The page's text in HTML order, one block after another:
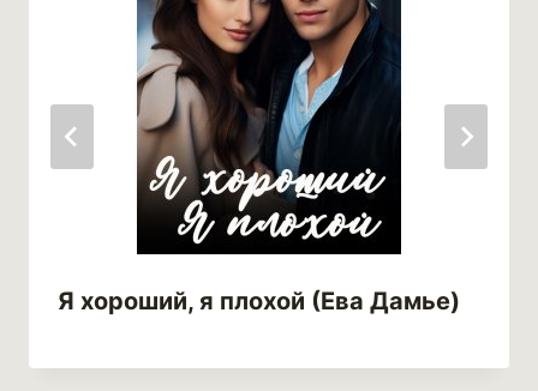
Я хороший, я плохой (Ева Дамье)